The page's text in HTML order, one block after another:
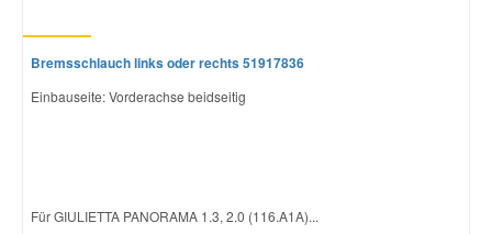
Bremsschlauch links oder rechts 51917836
Einbauseite: Vorderachse beidseitig
Für GIULIETTA PANORAMA 1.3, 2.0 (116.A1A)...
Vauxhall Ersatzteile
Volvo Ersatzteile